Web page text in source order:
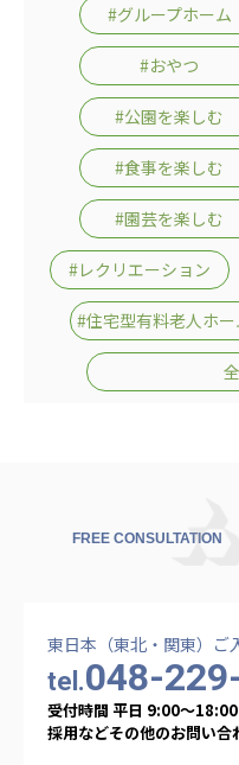
#グループホーム
#おやつ
#公園を楽しむ
#食事を楽しむ
#園芸を楽しむ
#レクリエーション
#住宅型有料老人ホー
FREE CONSULTATION
東日本（東北・関東）ご
tel.048-
受付時間 平日 9:00〜18:00
採用などその他のお問い